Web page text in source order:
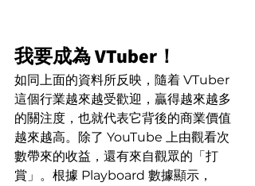
我要成為 VTuber！
如同上面的資料所反映，隨着 VTuber
這個行業越來越受歡迎，贏得越來越多
的關注度，也就代表它背後的商業價值
越來越高。除了 YouTube 上由觀看次
數帶來的收益，還有來自觀眾的「打
賞」。根據 Playboard 數據顯示，